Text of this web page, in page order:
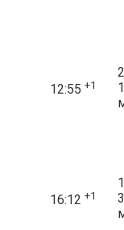
12:55 +1
16:12 +1